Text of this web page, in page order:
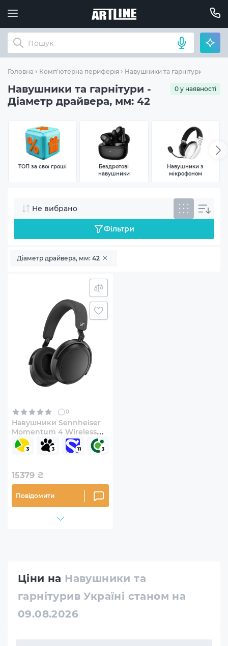
Головна Комп'ютерна периферія Навушники та гарнітури
Навушники та гарнітури -
Діаметр драйвера, мм: 42
0 у наявності
ТОП за свої гроші
Бездротові
навушники
Навушники з
мікрофоном
Не вибрано
Фільтри
Діаметр драйвера, мм: 42
0
Навушники Sennheiser
Momentum 4 Wireless
Black (509266)
15379 ₴
Повідомити
Ціни на Навушники та
гарнітурив Україні станом на
09.08.2026